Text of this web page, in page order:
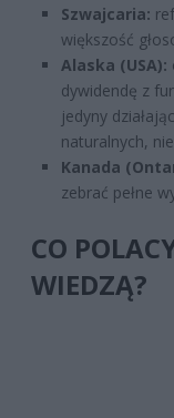
Szwajcaria:
większość
Alaska (USA):
dywidendę z
jedyny
naturalnych,
Kanada
zebrać pełne
CO
WIEDZĄ?